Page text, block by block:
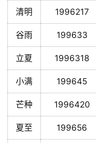
清明 1996217
谷雨 199633
立夏 1996318
小满 199645
芒种 1996420
夏至 199656